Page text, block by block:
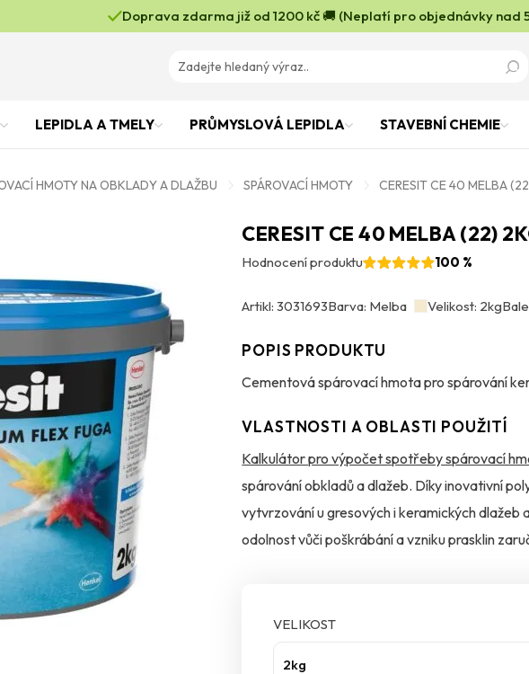
Doprava zdarma již od 1200 kč 🚚 (Neplatí pro objednávky nad
LEPIDLA A TMELY PRŮMYSLOVÁ LEPIDLA STAVEBNÍ CHEMIE
HMOTY NA OBKLADY A DLAŽBU SPÁROVACÍ HMOTY CERESIT CE 40 MELBA
CERESIT CE 40 MELBA (22)
Hodnocení produktu
100 %
Artikl: 3031693Barva: Melba Velikost: 2kg
POPIS PRODUKTU
Cementová spárovací hmota pro spárování
VLASTNOSTI A OBLASTI POUŽITÍ
Kalkulátor pro výpočet spotřeby spárovací
spárování obkladů a dlažeb. Díky inovativní
vytvrzování u gresových i keramických
odolnost vůči poškrábání a vzniku prasklin
VELIKOST
2kg